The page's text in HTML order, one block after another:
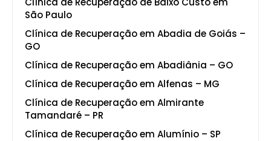
São Paulo
Clínica de Recuperação em Abadia de Goiás –
GO
Clínica de Recuperação em Abadiânia – GO
Clínica de Recuperação em Alfenas – MG
Clínica de Recuperação em Almirante
Tamandaré – PR
Clínica de Recuperação em Alumínio – SP